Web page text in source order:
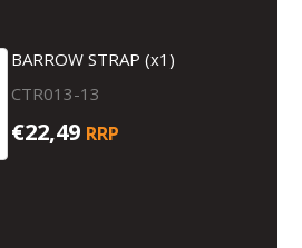
BARROW STRAP (x1)
CTR013-13
€22,49 RRP